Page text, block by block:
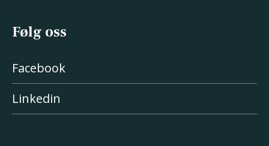
Følg oss
Facebook
Linkedin